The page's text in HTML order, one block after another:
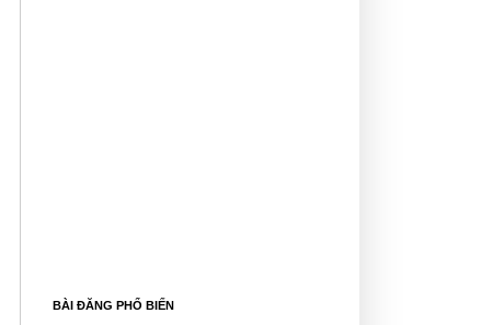
BÀI ĐĂNG PHỔ BIẾN